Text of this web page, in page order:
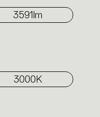
3591lm
3000K